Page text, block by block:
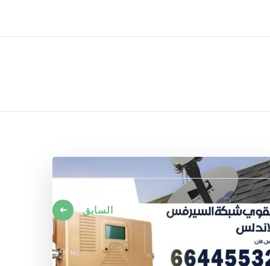
السابق